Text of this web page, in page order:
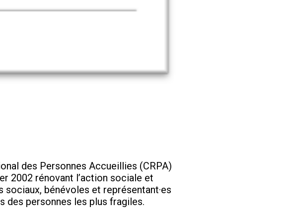
des Personnes Accueillies (CRPA)
2002 rénovant l’action sociale et
bénévoles et représentant·es
des personnes les plus fragiles.